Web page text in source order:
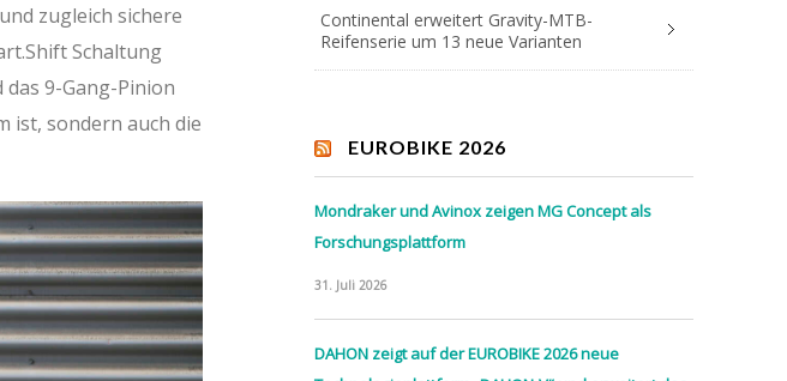
zugleich sichere
Schaltung
9-Gang-Pinion
ist, sondern auch die
Continental erweitert Gravity-MTB-
Reifenserie um 13 neue Varianten
EUROBIKE 2026
Mondraker und Avinox zeigen MG Concept als
Forschungsplattform
31. Juli 2026
DAHON zeigt auf der EUROBIKE 2026 neue